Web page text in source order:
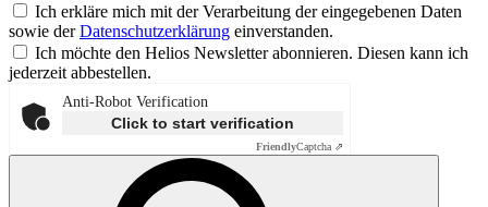
Ich erkläre mich mit der Verarbeitung der eingegebenen Daten
sowie derDatenschutzerklärung einverstanden.
Ich möchte den Helios Newsletter abonnieren. Diesen kann ich
jederzeit abbestellen.
Anti-Robot Verification
Click to start verification
FriendlyCaptcha ⇗